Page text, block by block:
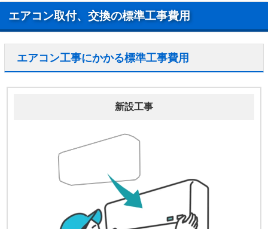
エアコン取付、交換の標準工事費用
エアコン工事にかかる標準工事費用
新設工事